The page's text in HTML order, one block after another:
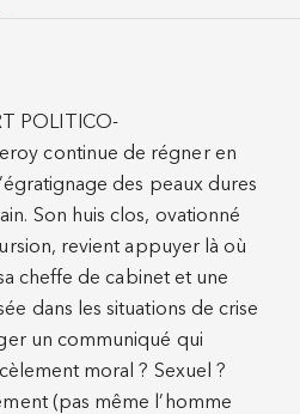
POLITICO-
continue de régner en
des peaux dures
Son huis clos, ovationné
revient appuyer là où
cheffe de cabinet et une
dans les situations de crise
un communiqué qui
moral ? Sexuel ?
(pas même l’homme